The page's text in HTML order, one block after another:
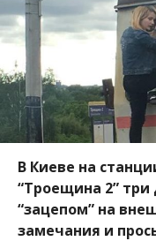
В Киеве на
“Троещина 2”
“зацепом” на
замечания и